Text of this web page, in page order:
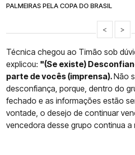
PALMEIRAS PELA COPA DO BRASIL
< >
Técnica chegou ao Timão sob
explicou: "(Se existe)
parte de vocês (imprensa).Não
desconfiança, porque, dentro do
fechado e as informações estão
vontade, o desejo de continuar
vencedora desse grupo continua a